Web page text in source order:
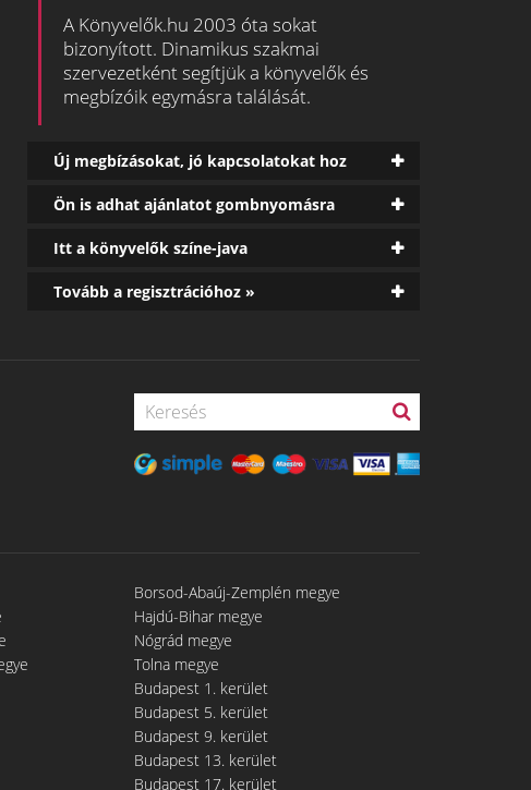
A Könyvelők.hu 2003 óta sokat
bizonyított. Dinamikus szakmai
szervezetként segítjük a könyvelők és
megbízóik egymásra találását.
Új megbízásokat, jó kapcsolatokat hoz
Ön is adhat ajánlatot gombnyomásra
Itt a könyvelők színe-java
Tovább a regisztrációhoz »
Borsod-Abaúj-Zemplén megye
Hajdú-Bihar megye
Nógrád megye
Tolna megye
Budapest 1. kerület
Budapest 5. kerület
Budapest 9. kerület
Budapest 13. kerület
Budapest 17. kerület